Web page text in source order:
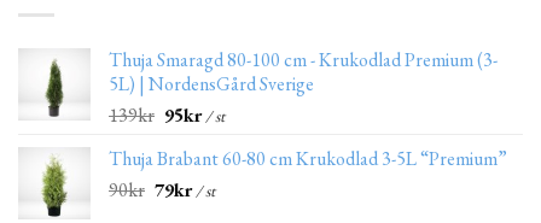
Thuja Smaragd 80-100 cm - Krukodlad Premium (3-
5L) | NordensGård Sverige
139kr 95kr/ st
Thuja Brabant 60-80 cm Krukodlad 3-5L “Premium”
90kr 79kr/ st